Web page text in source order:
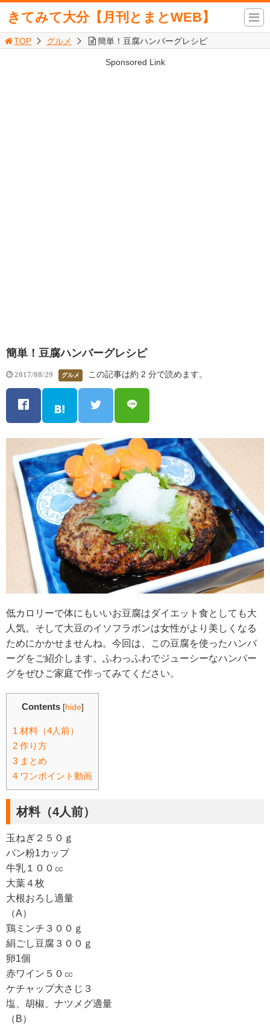
きてみて大分【月刊とまとWEB】
TOP グルメ 簡単！豆腐ハンバーグレシピ
Sponsored Link
簡単！豆腐ハンバーグレシピ
2017/08/29 グルメ この記事は約 2 分で読めます。
低カロリーで体にもいいお豆腐はダイエット食としても大
人気。そして大豆のイソフラボンは女性がより美しくなる
ためにかかせませんね。今回は、この豆腐を使ったハンバ
ーグをご紹介します。ふわっふわでジューシーなハンバー
グをぜひご家庭で作ってみてください。
Contents [hide]
1 材料（4人前）
2 作り方
3 まとめ
4 ワンポイント動画
材料（4人前）
玉ねぎ２５０ｇ
パン粉1カップ
牛乳１００㏄
大葉４枚
大根おろし適量
（A）
鶏ミンチ３００ｇ
絹ごし豆腐３００ｇ
卵1個
赤ワイン５０㏄
ケチャップ大さじ３
塩、胡椒、ナツメグ適量
（B）